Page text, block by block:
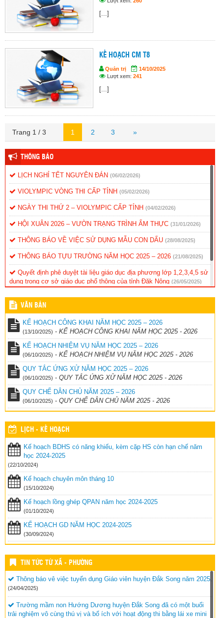
[...]
KẾ HOẠCH CM T8
Quản trị
14/10/2025
Lượt xem: 241
[...]
Trang 1 / 3 1 2 3 »
THÔNG BÁO
LỊCH NGHỈ TẾT NGUYÊN ĐÁN (06/02/2026)
VIOLYMPIC VÒNG THI CẤP TỈNH (05/02/2026)
NGÀY THI THỨ 2 – VIOLYMPIC CẤP TỈNH (04/02/2026)
HỘI XUÂN 2026 – VƯỜN TRẠNG TRÌNH ẨM THỰC (31/01/2026)
THÔNG BÁO VỀ VIỆC SỬ DỤNG MẪU CON DẤU (28/08/2025)
THÔNG BÁO TỰU TRƯỜNG NĂM HỌC 2025 – 2026 (21/08/2025)
Quyết định phê duyệt tài liệu giáo dục địa phương lớp 1,2,3,4,5 sử
dụng trong cơ sở giáo dục phổ thông của tỉnh Đăk Nông (26/05/2025)
Thống kê đánh gia năng lực, phẩm chất học sinh cuối năm
(26/05/2025)
VĂN BẢN
KẾ HOẠCH CÔNG KHAI NĂM HỌC 2025 – 2026
(13/10/2025) - KẾ HOẠCH CÔNG KHAI NĂM HỌC 2025 - 2026
KẾ HOẠCH NHIỆM VỤ NĂM HỌC 2025 – 2026
(06/10/2025) - KẾ HOẠCH NHIỆM VỤ NĂM HỌC 2025 - 2026
QUY TẮC ỨNG XỬ NĂM HỌC 2025 – 2026
(06/10/2025) - QUY TẮC ỨNG XỬ NĂM HỌC 2025 - 2026
QUY CHẾ DÂN CHỦ NĂM 2025 – 2026
(06/10/2025) - QUY CHẾ DÂN CHỦ NĂM 2025 - 2026
LỊCH - KẾ HOẠCH
Kế hoạch BDHS có năng khiếu, kèm cặp HS còn hạn chế năm
học 2024-2025
(22/10/2024)
Kế hoạch chuyên môn tháng 10
(15/10/2024)
Kế hoạch lồng ghép QPAN năm học 2024-2025
(01/10/2024)
KẾ HOẠCH GD NĂM HỌC 2024-2025
(30/09/2024)
TIN TỨC TỪ XÃ - PHƯỜNG
Thông báo vê việc tuyển dụng Giáo viên huyện Đắk Song năm 2025.
(24/04/2025)
Trường mầm non Hướng Dương huyện Đắk Song đã có một buổi
trải nghiệm vô cùng thú vị và bổ ích với hoạt động thi bằng lái xe mini